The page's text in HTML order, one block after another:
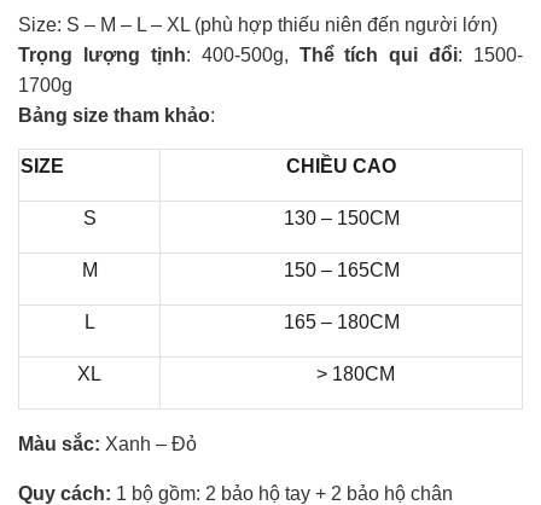
Size: S – M – L – XL (phù hợp thiếu niên đến người lớn)
Trọng lượng tịnh: 400-500g, Thể tích qui đổi: 1500-
1700g
Bảng size tham khảo:
SIZE CHIỀU CAO
S 130 – 150CM
M 150 – 165CM
L 165 – 180CM
XL > 180CM
Màu sắc: Xanh – Đỏ
Quy cách: 1 bộ gồm: 2 bảo hộ tay + 2 bảo hộ chân